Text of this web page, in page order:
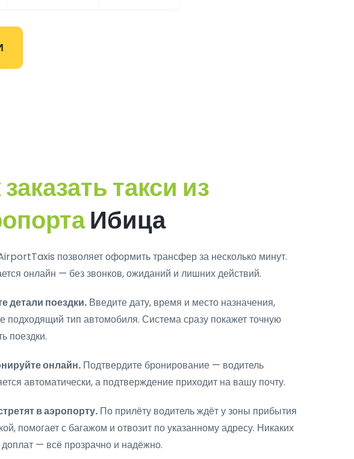
такси из
Ибица
позволяет оформить трансфер за несколько минут.
онлайн — без звонков, ожиданий и лишних действий.
детали поездки. Введите дату, время и место назначения,
подходящий тип автомобиля. Система сразу покажет точную
поездки.
онлайн. Подтвердите бронирование — водитель
автоматически, а подтверждение приходит на вашу почту.
в аэропорту. По прилёту водитель ждёт у зоны прибытия
помогает с багажом и отвозит по указанному адресу. Никаких
— всё прозрачно и надёжно.